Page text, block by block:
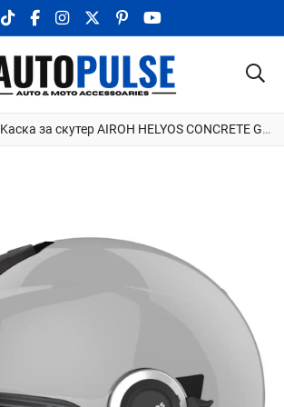
TIKTOK SOCIAL LINK
FACEBOOK SOCIAL LINK
INSTAGRAM SOCIAL LINK
X.COM SOCIAL LINK
PINTEREST SOCIAL LINK
YOUTUBE SOCIAL
Kаска за скутер AIROH HELYOS CONCRETE GLOSS